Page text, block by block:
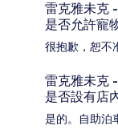
雷克雅未克
是否允許寵
很抱歉，恕不
雷克雅未克
是否設有店
是的。自助泊